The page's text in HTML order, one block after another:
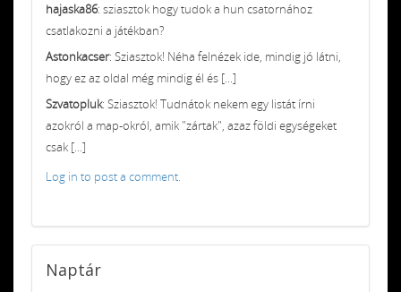
hajaska86: sziasztok hogy tudok a hun csatornához
csatlakozni a játékban?
Astonkacser: Sziasztok! Néha felnézek ide, mindig jó látni,
hogy ez az oldal még mindig él és [...]
Szvatopluk: Sziasztok! Tudnátok nekem egy listát írni
azokról a map-okról, amik "zártak", azaz földi egységeket
csak [...]
Log in to post a comment.
Naptár